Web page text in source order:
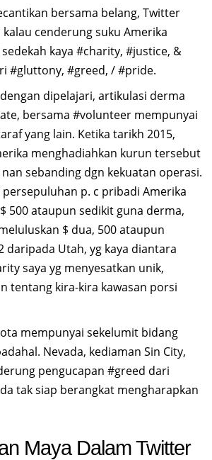
bersama belang, Twitter
cenderung suku Amerika
kaya #charity, #justice, &
#gluttony, #greed, / #pride.
dipelajari, artikulasi derma
bersama #volunteer mempunyai
yang lain. Ketika tarikh 2015,
menghadiahkan kurun tersebut
sebanding dgn kekuatan operasi.
p. c pribadi Amerika
500 ataupun sedikit guna derma,
$ dua, 500 ataupun
daripada Utah, yg kaya diantara
saya yg menyesatkan unik,
tentang kira-kira kawasan porsi
mempunyai sekelumit bidang
Nevada, kediaman Sin City,
pengucapan #greed dari
tak siap berangkat mengharapkan
Maya Dalam Twitter